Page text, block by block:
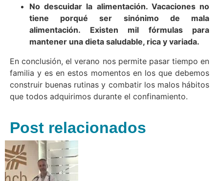
No descuidar la alimentación. Vacaciones no
tiene porqué ser sinónimo de mala
alimentación. Existen mil fórmulas para
mantener una dieta saludable, rica y variada.
En conclusión, el verano nos permite pasar tiempo en
familia y es en estos momentos en los que debemos
construir buenas rutinas y combatir los malos hábitos
que todos adquirimos durante el confinamiento.
Post relacionados